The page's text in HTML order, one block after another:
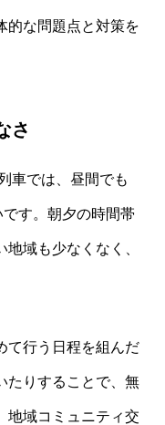
的な問題点と対策を
さ
車では、昼間でも
す。朝夕の時間帯
域も少なくなく、
て行う日程を組んだ
たりすることで、無
地域コミュニティ交